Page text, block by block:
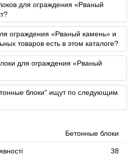
для ограждения «Рваный
ограждения «Рваный камень» и
товаров есть в этом каталоге?
для ограждения «Рваный
блоки" ищут по следующим
Бетонные блоки
38